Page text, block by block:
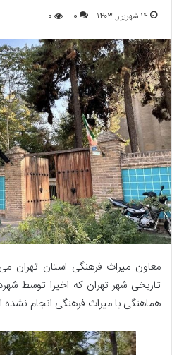
۱۴ شهریور, ۱۴۰۳ 0
0
معاون میراث فرهنگی استان تهران
تاریخی شهر تهران که اخیرا توسط
هماهنگی با میراث فرهنگی انجام